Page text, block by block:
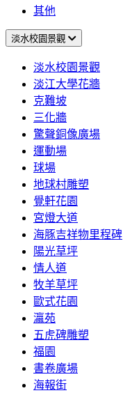
其他
淡水校園景觀
淡水校園景觀
淡江大學花牆
克難坡
三化牆
驚聲銅像廣場
運動場
球場
地球村雕塑
覺軒花園
宮燈大道
海豚吉祥物里程碑
陽光草坪
情人道
牧羊草坪
歐式花園
瀛苑
五虎碑雕塑
福園
書卷廣場
海報街